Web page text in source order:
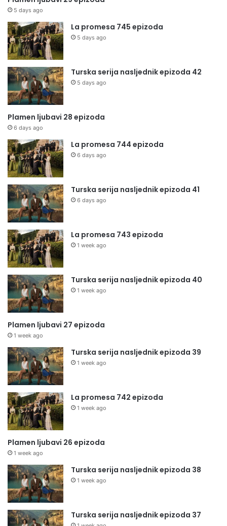
5 days ago
La promesa 745 epizoda
5 days ago
Turska serija nasljednik epizoda 42
5 days ago
Plamen ljubavi 28 epizoda
6 days ago
La promesa 744 epizoda
6 days ago
Turska serija nasljednik epizoda 41
6 days ago
La promesa 743 epizoda
1 week ago
Turska serija nasljednik epizoda 40
1 week ago
Plamen ljubavi 27 epizoda
1 week ago
Turska serija nasljednik epizoda 39
1 week ago
La promesa 742 epizoda
1 week ago
Plamen ljubavi 26 epizoda
1 week ago
Turska serija nasljednik epizoda 38
1 week ago
Turska serija nasljednik epizoda 37